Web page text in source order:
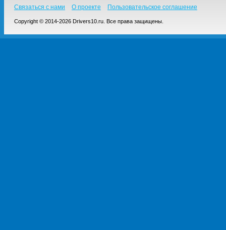
Связаться с нами О проекте Пользовательское соглашение
Copyright © 2014-2026 Drivers10.ru. Все права защищены.